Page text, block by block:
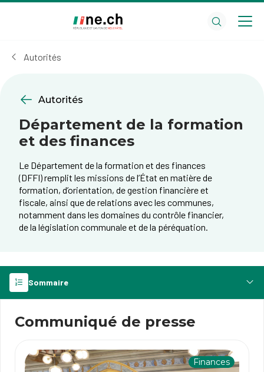
cookies
Autorités
Autorités
Département de la formation
et des finances
Le Département de la formation et des finances
(DFFI) remplit les missions de l’État en matière de
formation, d’orientation, de gestion financière et
fiscale, ainsi que de relations avec les communes,
notamment dans les domaines du contrôle financier,
de la législation communale et de la péréquation.
Sommaire
Communiqué de presse
Finances